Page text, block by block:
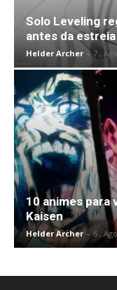
Solo Leveling
antes da
Helder Archer - 7 ,
10 animes para
Kaisen
Helder Archer - 6 ,